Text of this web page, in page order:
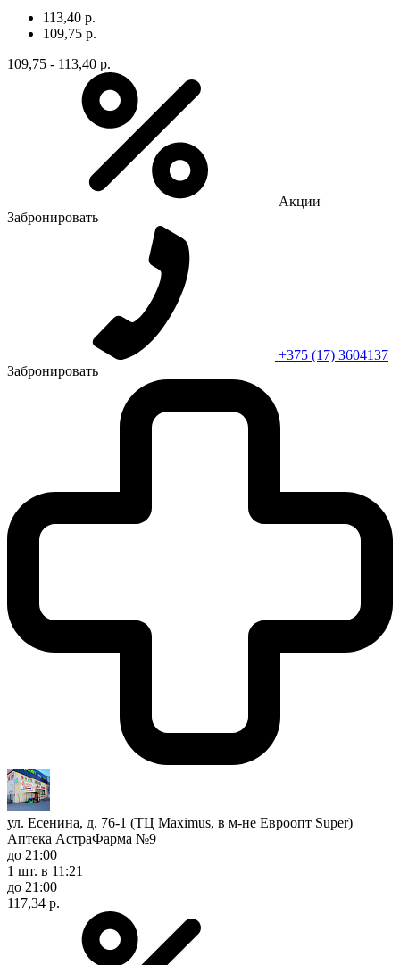
113,40 р.
109,75 р.
109,75 - 113,40 р.
Акции
Забронировать
+375 (17) 3604137
Забронировать
ул. Есенина, д. 76-1 (ТЦ Maximus, в м-не Евроопт Super)
Аптека АстраФарма №9
до 21:00
1 шт. в 11:21
до 21:00
117,34 р.